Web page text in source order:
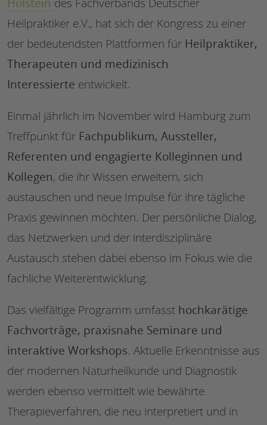
Heilpraktiker e.V., hat sich der Kongress zu einer
der bedeutendsten Plattformen für Heilpraktiker,
Therapeuten und medizinisch
Interessierte entwickelt.
Einmal jährlich im November wird Hamburg zum
Treffpunkt für Fachpublikum, Aussteller,
Referenten und engagierte Kolleginnen und
Kollegen, die ihr Wissen erweitern, sich
austauschen und neue Impulse für ihre tägliche
Praxis gewinnen möchten. Der persönliche Dialog,
das Netzwerken und der interdisziplinäre
Austausch stehen dabei ebenso im Fokus wie die
fachliche Weiterentwicklung.
Das vielfältige Programm umfasst hochkarätige
Fachvorträge, praxisnahe Seminare und
interaktive Workshops. Aktuelle Erkenntnisse aus
der modernen Naturheilkunde und Diagnostik
werden ebenso vermittelt wie bewährte
Therapieverfahren, die neu interpretiert und in